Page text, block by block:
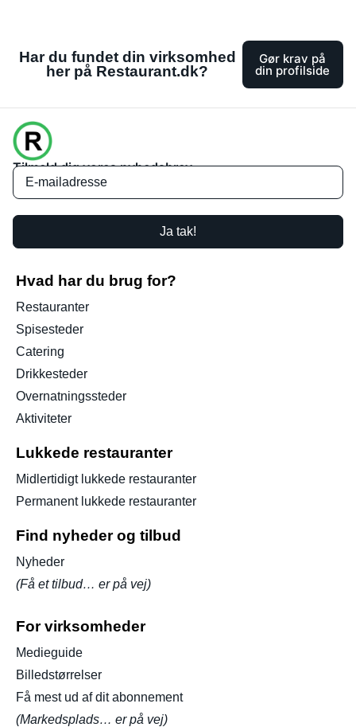
Har du fundet din virksomhed
her på Restaurant.dk?
Gør krav på
din profilside
Tilmeld dig vores nyhedsbrev
Ja tak!
Hvad har du brug for?
Restauranter
Spisesteder
Catering
Drikkesteder
Overnatningssteder
Aktiviteter
Lukkede restauranter
Midlertidigt lukkede restauranter
Permanent lukkede restauranter
Find nyheder og tilbud
Nyheder
(Få et tilbud… er på vej)
For virksomheder
Medieguide
Billedstørrelser
Få mest ud af dit abonnement
(Markedsplads… er på vej)